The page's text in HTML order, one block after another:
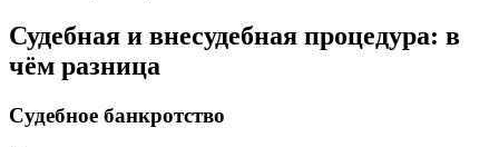
Судебная и внесудебная процедура: в
чём разница
Судебное банкротство